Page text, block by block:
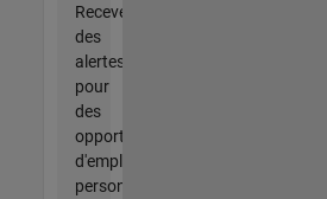
Recevez
des
alertes
pour
des
opportunités
d'emploi
personnalisées,